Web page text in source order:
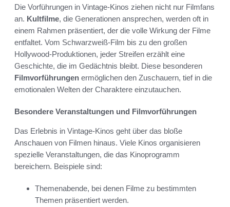
Die Vorführungen in Vintage-Kinos ziehen nicht nur Filmfans
an. Kultfilme, die Generationen ansprechen, werden oft in
einem Rahmen präsentiert, der die volle Wirkung der Filme
entfaltet. Vom Schwarzweiß-Film bis zu den großen
Hollywood-Produktionen, jeder Streifen erzählt eine
Geschichte, die im Gedächtnis bleibt. Diese besonderen
Filmvorführungen ermöglichen den Zuschauern, tief in die
emotionalen Welten der Charaktere einzutauchen.
Besondere Veranstaltungen und Filmvorführungen
Das Erlebnis in Vintage-Kinos geht über das bloße
Anschauen von Filmen hinaus. Viele Kinos organisieren
spezielle Veranstaltungen, die das Kinoprogramm
bereichern. Beispiele sind:
Themenabende, bei denen Filme zu bestimmten
Themen präsentiert werden.